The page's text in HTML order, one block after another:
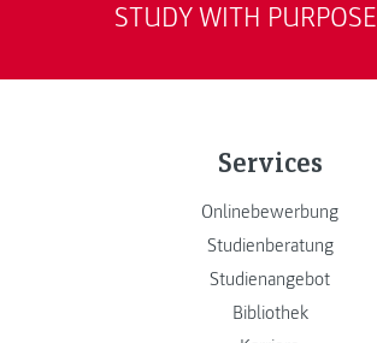
STUDY WITH PURPOSE
Services
Onlinebewerbung
Studienberatung
Studienangebot
Bibliothek